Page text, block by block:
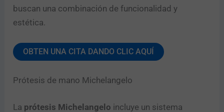
buscan una combinación de funcionalidad y
estética.
OBTEN UNA CITA DANDO CLIC AQUÍ
Prótesis de mano Michelangelo
La prótesis Michelangelo incluye un sistema